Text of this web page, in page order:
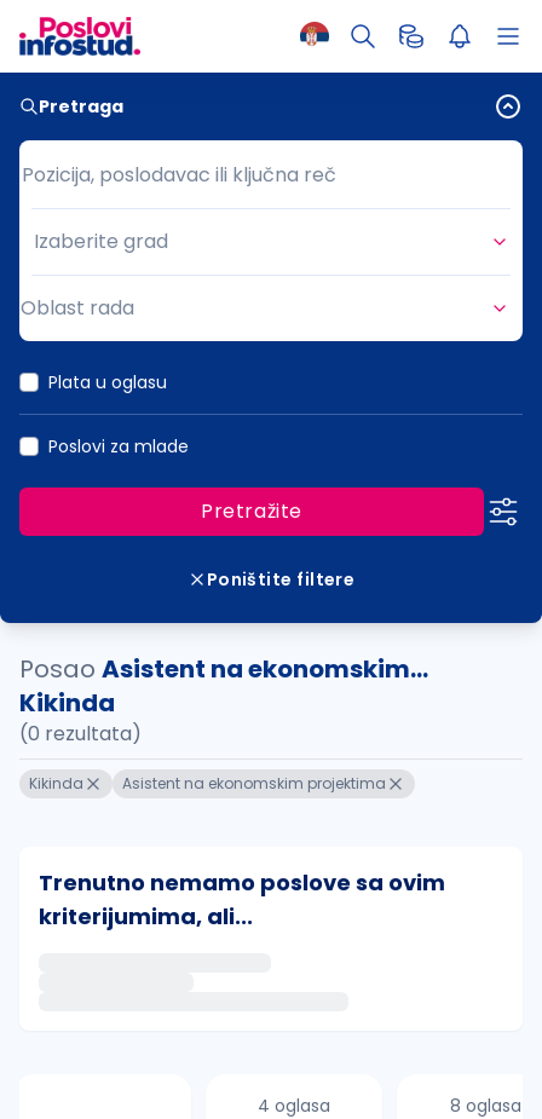
Pretraga
Pozicija, poslodavac ili ključna reč
Pozicija, poslodavac ili ključna reč
Grad
Izaberite grad
Oblast rada
Plata u oglasu
Poslovi za mlade
Pretražite
Poništite filtere
Posao Asistent na ekonomskim...
Kikinda
(0 rezultata)
Kikinda Asistent na ekonomskim projektima
Trenutno nemamo poslove sa ovim
kriterijumima, ali...
4 oglasa 8 oglasa